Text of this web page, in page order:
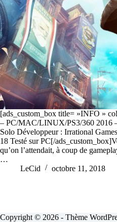
[ads_custom_box title= »INFO »
– PC/MAC/LINUX/PS3/360 2016
Solo Développeur : Irrational
18 Testé sur PC[/
qu’on l’attendait, à coup de
…
LeCid
octobre 11, 2018
Copyright © 2026 - Thème